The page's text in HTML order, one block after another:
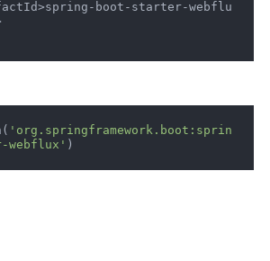
'org.springframework.boot:sprin
webflux' )